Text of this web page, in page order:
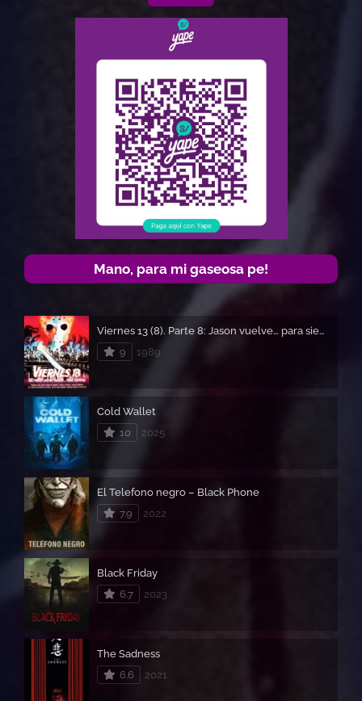
Mano, para mi gaseosa pe!
Viernes 13 (8). Parte 8: Jason vuelve… para siempre
9
1989
Cold Wallet
10
2025
El Telefono negro – Black Phone
7.9
2022
Black Friday
6.7
2023
The Sadness
6.6
2021